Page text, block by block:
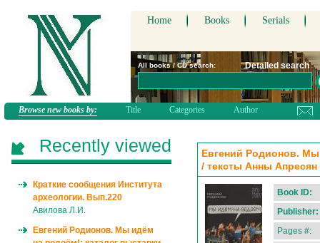
Home Books Serials
All books / CD search: Detailed search
Browse new books by: Title Categories Author
Евгений Родионов.
/ тексты Анны Апресян
Book ID:
Publisher:
Pages #:
Recently viewed
Краткие сообщения Института
археологии. Вып.220
Авилова Л.И.
Евгений Родионов. Мы идём